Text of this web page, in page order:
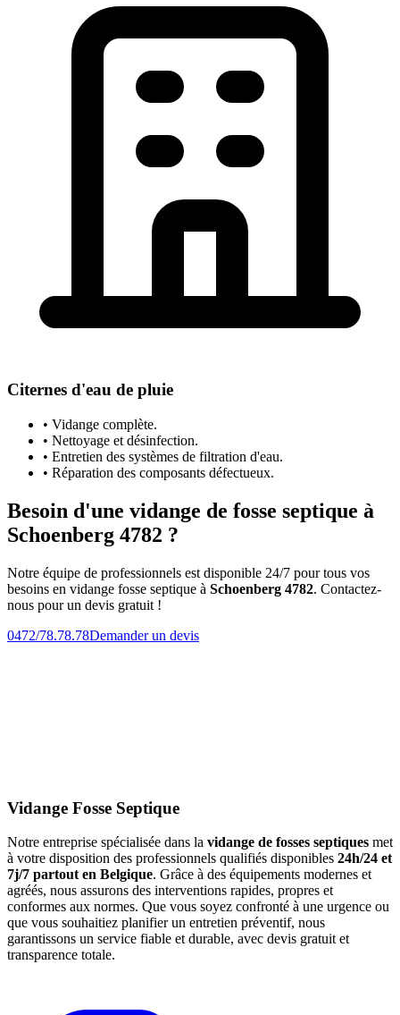
Citernes d'eau de pluie
• Vidange complète.
• Nettoyage et désinfection.
• Entretien des systèmes de filtration d'eau.
• Réparation des composants défectueux.
Besoin d'une vidange de fosse septique à
Schoenberg 4782 ?
Notre équipe de professionnels est disponible 24/7 pour tous vos
besoins en vidange fosse septique à Schoenberg 4782. Contactez-
nous pour un devis gratuit !
0472/78.78.78Demander un devis
Vidange Fosse Septique
Notre entreprise spécialisée dans la vidange de fosses septiques met
à votre disposition des professionnels qualifiés disponibles 24h/24 et
7j/7 partout en Belgique. Grâce à des équipements modernes et
agréés, nous assurons des interventions rapides, propres et
conformes aux normes. Que vous soyez confronté à une urgence ou
que vous souhaitiez planifier un entretien préventif, nous
garantissons un service fiable et durable, avec devis gratuit et
transparence totale.